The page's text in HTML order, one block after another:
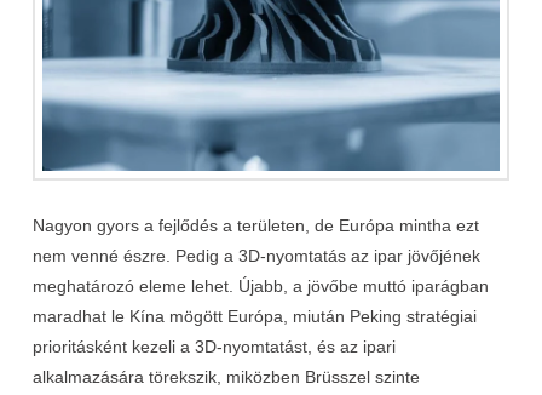
Nagyon gyors a fejlődés a területen, de Európa mintha ezt
nem venné észre. Pedig a 3D-nyomtatás az ipar jövőjének
meghatározó eleme lehet. Újabb, a jövőbe muttó iparágban
maradhat le Kína mögött Európa, miután Peking stratégiai
prioritásként kezeli a 3D-nyomtatást, és az ipari
alkalmazására törekszik, miközben Brüsszel szinte